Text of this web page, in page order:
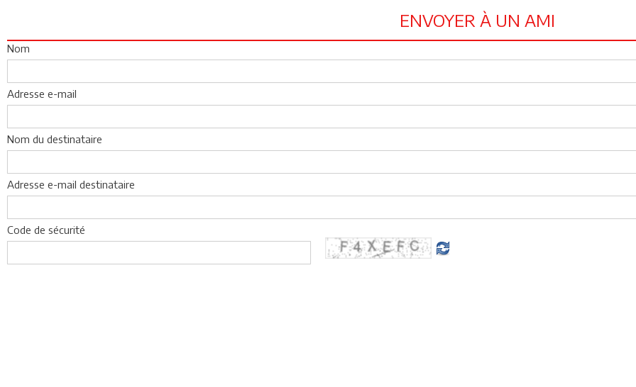
ENVOYER À UN AMI
Nom
Adresse e-mail
Nom du destinataire
Adresse e-mail destinataire
Code de sécurité